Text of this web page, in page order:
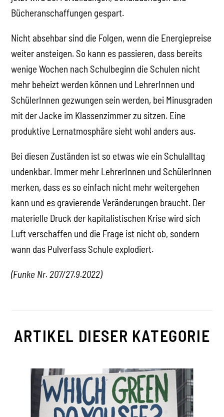
Bücheranschaffungen gespart.
Nicht absehbar sind die Folgen, wenn die Energiepreise
weiter ansteigen. So kann es passieren, dass bereits
wenige Wochen nach Schulbeginn die Schulen nicht
mehr beheizt werden können und LehrerInnen und
SchülerInnen gezwungen sein werden, bei Minusgraden
mit der Jacke im Klassenzimmer zu sitzen. Eine
produktive Lernatmosphäre sieht wohl anders aus.
Bei diesen Zuständen ist so etwas wie ein Schulalltag
undenkbar. Immer mehr LehrerInnen und SchülerInnen
merken, dass es so einfach nicht mehr weitergehen
kann und es gravierende Veränderungen braucht. Der
materielle Druck der kapitalistischen Krise wird sich
Luft verschaffen und die Frage ist nicht ob, sondern
wann das Pulverfass Schule explodiert.
(Funke Nr. 207/27.9.2022)
ARTIKEL DIESER KATEGORIE